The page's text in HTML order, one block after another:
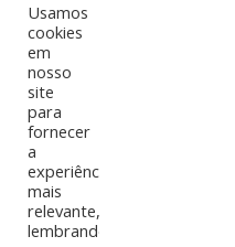
Usamos
cookies
em
nosso
site
para
fornecer
a
experiência
mais
relevante,
lembrando